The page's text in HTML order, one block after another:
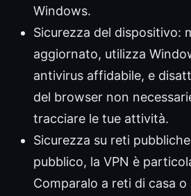
Windows.
Sicurezza del dispositivo:
aggiornato, utilizza
antivirus affidabile, e
del browser non
tracciare le tue attività.
Sicurezza su reti
pubblico, la VPN è
Comparalo a reti di casa